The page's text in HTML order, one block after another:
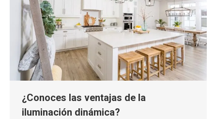
¿Conoces las ventajas de la
iluminación dinámica?